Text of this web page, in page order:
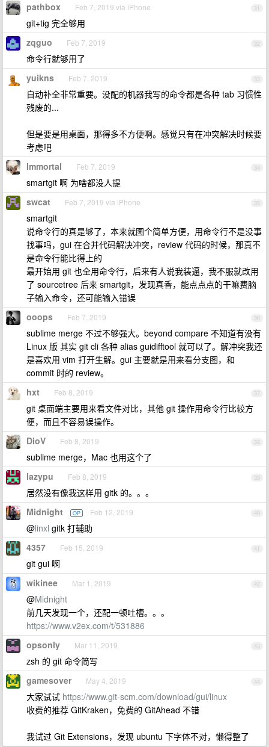
31
pathbox Feb 7, 2019 via iPhone
git+tig 完全够用
32
zqguo Feb 7, 2019
命令行就够用了
33
yuikns Feb 7, 2019
自动补全非常重要。没配的机器我写的命令都是各种 tab 习惯性
残废的...
但是要是用桌面，那得多不方便啊。感觉只有在冲突解决时候要
考虑吧
34
Immortal Feb 7, 2019
smartgit 啊 为啥都没人提
35
swcat Feb 7, 2019 via iPhone
smartgit
说命令行的真是够了，本来就图个简单方便，用命令行不是没事
找事吗，gui 在合并代码解决冲突，review 代码的时候，那真不
是命令行能比得上的
最开始用 git 也全用命令行，后来有人说我装逼，我不服就改用
了 sourcetree 后来 smartgit，发现真香，能点点点的干嘛费脑
子输入命令，还可能输入错误
36
ooops Feb 7, 2019
sublime merge 不过不够强大。beyond compare 不知道有没有
Linux 版 其实 git cli 各种 alias guidifftool 就可以了。解冲突我还
是喜欢用 vim 打开生解。gui 主要就是用来看分支图，和
commit 时的 review。
37
hxt Feb 8, 2019
git 桌面端主要用来看文件对比，其他 git 操作用命令行比较方
便，而且不容易误操作。
38
DioV Feb 8, 2019
sublime merge，Mac 也用这个了
39
lazypu Feb 8, 2019
居然没有像我这样用 gitk 的。。。
40
Midnight OP Feb 12, 2019
@linxl gitk 打辅助
41
4357 Feb 15, 2019
git gui 啊
42
wikinee Mar 1, 2019
@Midnight
前几天发现一个，还配一顿吐槽。。。
https://www.v2ex.com/t/531886
43
opsonly Mar 11, 2019
zsh 的 git 命令简写
44
gamesover May 4, 2019
大家试试 https://www.git-scm.com/download/gui/linux
收费的推荐 GitKraken，免费的 GitAhead 不错
我试过 Git Extensions，发现 ubuntu 下字体不对，懒得整了